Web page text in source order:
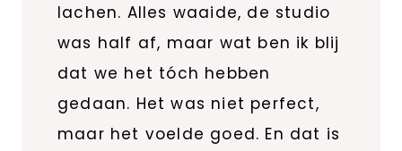
lachen. Alles waaide, de studio
was half af, maar wat ben ik blij
dat we het tóch hebben
gedaan. Het was niet perfect,
maar het voelde goed. En dat is